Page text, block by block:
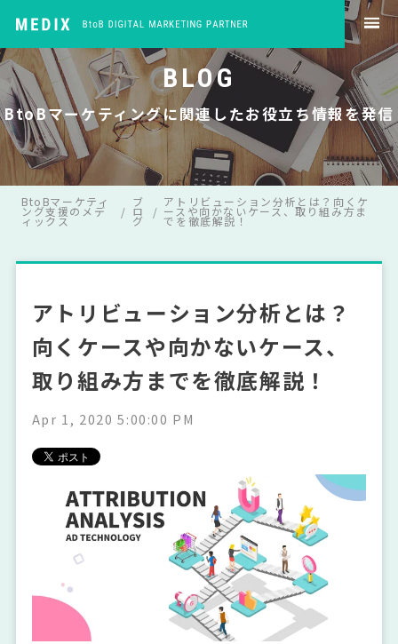
BLOG
BtoBマーケティングに関連したお役立ち情報を発信
BtoBマーケティ
ング支援のメデ
ィックス
ブ
ロ
グ
アトリビューション分析とは？向くケ
ースや向かないケース、取り組み方ま
でを徹底解説！
アトリビューション分析とは？
向くケースや向かないケース、
取り組み方までを徹底解説！
Apr 1, 2020 5:00:00 PM